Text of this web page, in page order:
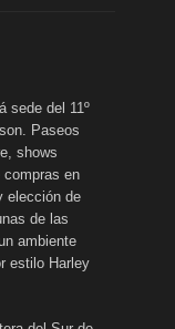
sede del 11º
Paseos
shows
en
elección de
de las
ambiente
estilo Harley